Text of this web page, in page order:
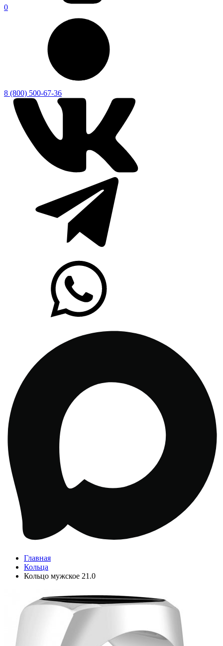
0
8 (800) 500-67-36
Главная
Кольца
Кольцо мужское 21.0